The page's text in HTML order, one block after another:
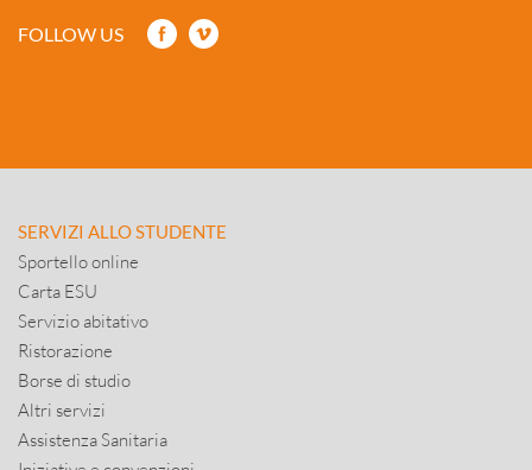
FOLLOW US
SERVIZI ALLO STUDENTE
Sportello online
Carta ESU
Servizio abitativo
Ristorazione
Borse di studio
Altri servizi
Assistenza Sanitaria